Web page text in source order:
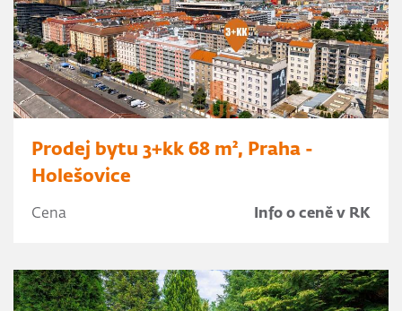
Prodej bytu 3+kk 68 m², Praha -
Holešovice
Cena Info o ceně v RK